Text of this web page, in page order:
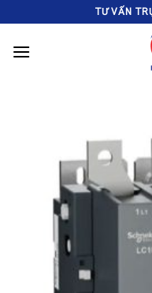
to
content
TƯ VẤN